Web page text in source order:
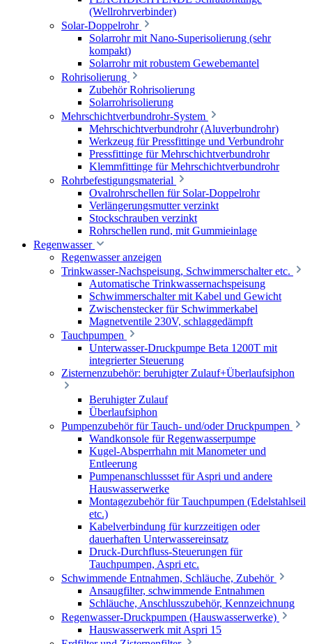
(Wellrohrverbinder)
Solar-Doppelrohr
Solarrohr mit Nano-Superisolierung (sehr
kompakt)
Solarrohr mit robustem Gewebemantel
Rohrisolierung
Zubehör Rohrisolierung
Solarrohrisolierung
Mehrschichtverbundrohr-System
Mehrschichtverbundrohr (Aluverbundrohr)
Werkzeug für Pressfittinge und Verbundrohr
Pressfittinge für Mehrschichtverbundrohr
Klemmfittinge für Mehrschichtverbundrohr
Rohrbefestigungsmaterial
Ovalrohrschellen für Solar-Doppelrohr
Verlängerungsmutter verzinkt
Stockschrauben verzinkt
Rohrschellen rund, mit Gummieinlage
Regenwasser
Regenwasser anzeigen
Trinkwasser-Nachspeisung, Schwimmerschalter etc.
Automatische Trinkwassernachspeisung
Schwimmerschalter mit Kabel und Gewicht
Zwischenstecker für Schwimmerkabel
Magnetventile 230V, schlaggedämpft
Tauchpumpen
Unterwasser-Druckpumpe Beta 1200T mit
integrierter Steuerung
Zisternenzubehör: beruhigter Zulauf+Überlaufsiphon
Beruhigter Zulauf
Überlaufsiphon
Pumpenzubehör für Tauch- und/oder Druckpumpen
Wandkonsole für Regenwasserpumpe
Kugel-Absperrhahn mit Manometer und
Entleerung
Pumpenanschlussset für Aspri und andere
Hauswasserwerke
Montagezubehör für Tauchpumpen (Edelstahlseil
etc.)
Kabelverbindung für kurzzeitigen oder
dauerhaften Unterwassereinsatz
Druck-Durchfluss-Steuerungen für
Tauchpumpen, Aspri etc.
Schwimmende Entnahmen, Schläuche, Zubehör
Ansaugfilter, schwimmende Entnahmen
Schläuche, Anschlusszubehör, Kennzeichnung
Regenwasser-Druckpumpen (Hauswasserwerke)
Hauswasserwerk mit Aspri 15